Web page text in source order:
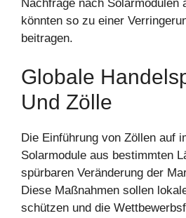
Nachfrage nach Solarmodulen
könnten so zu einer
beitragen.
Globale
Und Zölle
Die Einführung von Zöllen auf
Solarmodule aus bestimmten
spürbaren Veränderung der
Diese Maßnahmen sollen
schützen und die